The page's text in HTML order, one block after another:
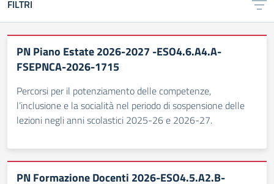
FILTRI
PN Piano Estate 2026-2027 -ESO4.6.A4.A-
FSEPNCA-2026-1715
Percorsi per il potenziamento delle competenze,
l’inclusione e la socialità nel periodo di sospensione delle
lezioni negli anni scolastici 2025-26 e 2026-27.
PN Formazione Docenti 2026-ESO4.5.A2.B-